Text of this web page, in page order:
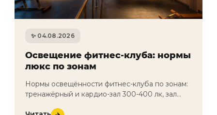
04.08.2026
Освещение фитнес-клуба: нормы
люкс по зонам
Нормы освещённости фитнес-клуба по зонам:
тренажёрный и кардио-зал 300-400 лк, зал